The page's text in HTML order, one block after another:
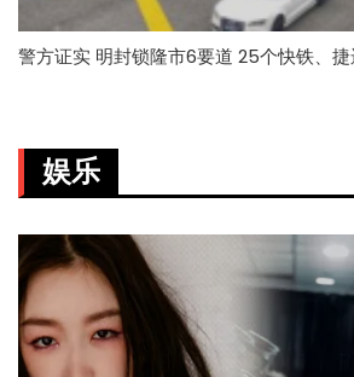
警方证实 明封锁隆市6要道 25个快铁、
娱乐